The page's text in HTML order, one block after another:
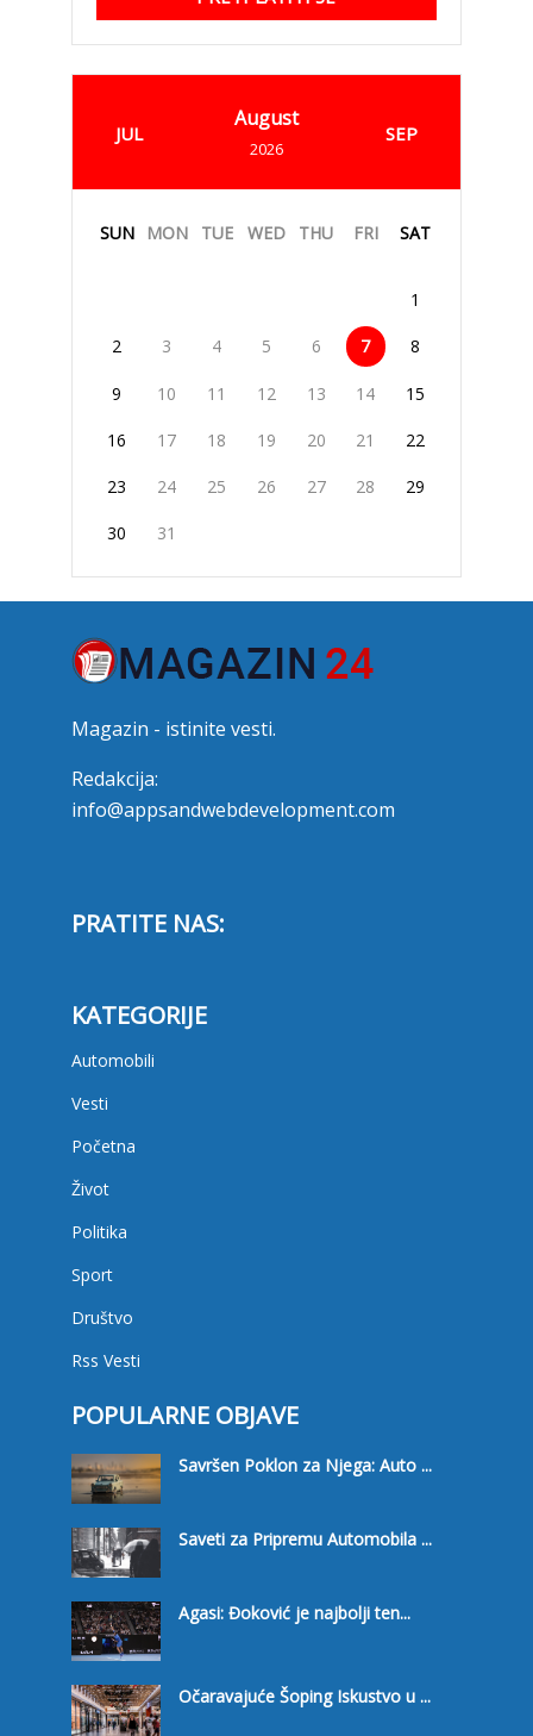
JUL
August
2026
SEP
SUN MON TUE WED THU FRI SAT
1
2 3 4 5 6 7 8
9 10 11 12 13 14 15
16 17 18 19 20 21 22
23 24 25 26 27 28 29
30 31
Magazin - istinite vesti.
Redakcija:
info@appsandwebdevelopment.com
PRATITE NAS:
KATEGORIJE
Automobili
Vesti
Početna
Život
Politika
Sport
Društvo
Rss Vesti
POPULARNE OBJAVE
Savršen Poklon za Njega: Auto ...
Saveti za Pripremu Automobila ...
Agasi: Đoković je najbolji ten...
Očaravajuće Šoping Iskustvo u ...